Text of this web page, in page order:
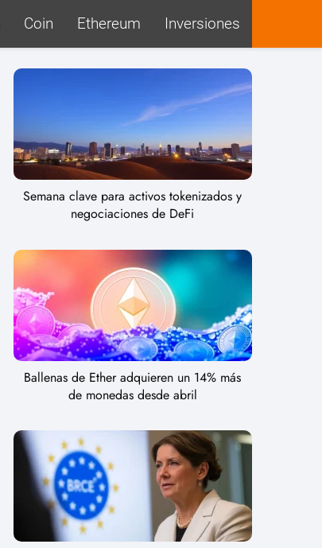
Coin Ethereum Inversiones
Semana clave para activos tokenizados y
negociaciones de DeFi
Ballenas de Ether adquieren un 14% más
de monedas desde abril